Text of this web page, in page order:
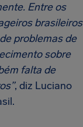
Entre os
brasileiros
problemas de
sobre
falta de
, diz Luciano